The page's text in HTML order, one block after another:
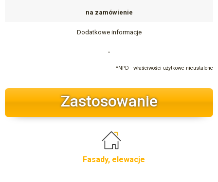
na zamówienie
Dodatkowe informacje
-
*NPD - właściwości użytkowe nieustalone
Zastosowanie
Fasady, elewacje